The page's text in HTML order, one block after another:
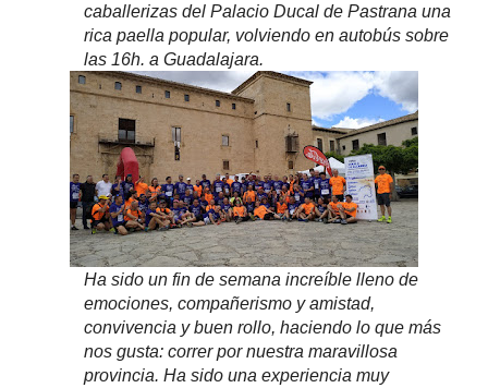
caballerizas del Palacio Ducal de Pastrana una
rica paella popular, volviendo en autobús sobre
las 16h. a Guadalajara.
Ha sido un fin de semana increíble lleno de
emociones, compañerismo y amistad,
convivencia y buen rollo, haciendo lo que más
nos gusta: correr por nuestra maravillosa
provincia. Ha sido una experiencia muy